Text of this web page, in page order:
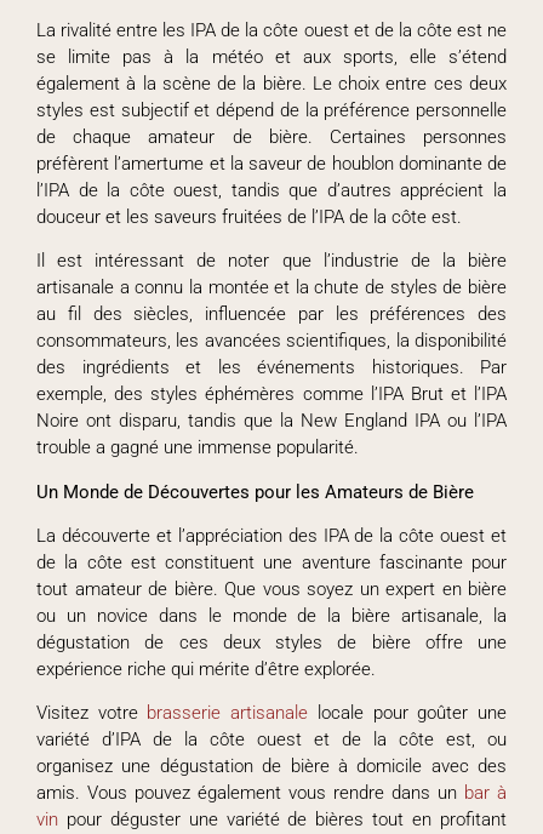
La rivalité entre les IPA de la côte ouest et de la côte est ne
se limite pas à la météo et aux sports, elle s’étend
également à la scène de la bière. Le choix entre ces deux
styles est subjectif et dépend de la préférence personnelle
de chaque amateur de bière. Certaines personnes
préfèrent l’amertume et la saveur de houblon dominante de
l’IPA de la côte ouest, tandis que d’autres apprécient la
douceur et les saveurs fruitées de l’IPA de la côte est.
Il est intéressant de noter que l’industrie de la bière
artisanale a connu la montée et la chute de styles de bière
au fil des siècles, influencée par les préférences des
consommateurs, les avancées scientifiques, la disponibilité
des ingrédients et les événements historiques. Par
exemple, des styles éphémères comme l’IPA Brut et l’IPA
Noire ont disparu, tandis que la New England IPA ou l’IPA
trouble a gagné une immense popularité.
Un Monde de Découvertes pour les Amateurs de Bière
La découverte et l’appréciation des IPA de la côte ouest et
de la côte est constituent une aventure fascinante pour
tout amateur de bière. Que vous soyez un expert en bière
ou un novice dans le monde de la bière artisanale, la
dégustation de ces deux styles de bière offre une
expérience riche qui mérite d’être explorée.
Visitez votre brasserie artisanale locale pour goûter une
variété d’IPA de la côte ouest et de la côte est, ou
organisez une dégustation de bière à domicile avec des
amis. Vous pouvez également vous rendre dans un bar à
vin pour déguster une variété de bières tout en profitant